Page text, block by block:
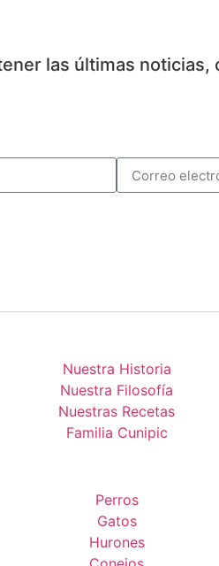
las últimas
Nuestra Historia
Nuestra Filosofía
Nuestras Recetas
Familia Cunipic
Perros
Gatos
Hurones